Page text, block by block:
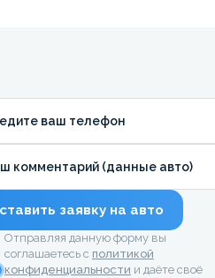
ваш телефон
комментарий (данные авто)
заявку на авто
Отправляя данную форму вы
соглашаетесь с политикой
конфиденциальности и даёте своё